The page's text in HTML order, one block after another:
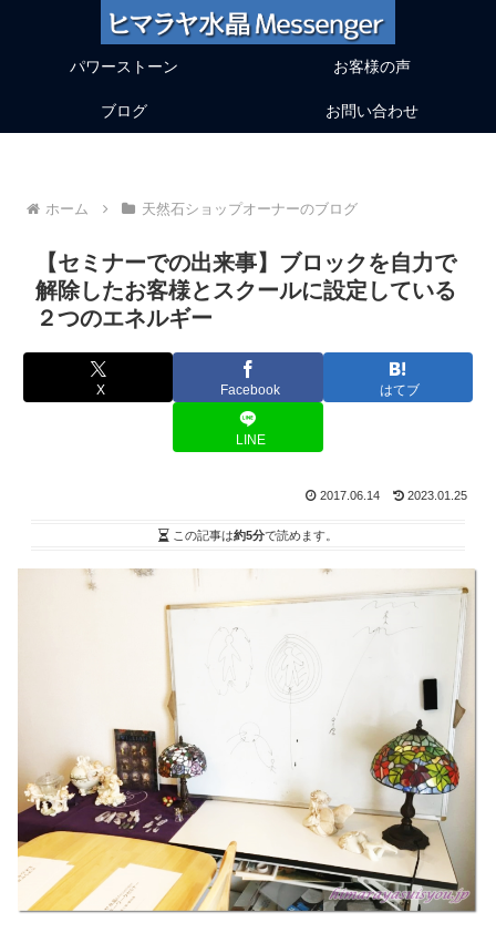
パワーストーン お客様の声
ブログ お問い合わせ
ホーム 天然石ショップオーナーのブログ
【セミナーでの出来事】ブロックを自力で
解除したお客様とスクールに設定している
２つのエネルギー
X Facebook はてブ
LINE
2017.06.14 2023.01.25
この記事は約5分で読めます。